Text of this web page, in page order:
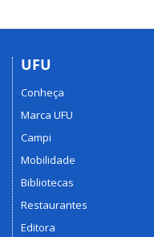
UFU
Conheça
Marca UFU
Campi
Mobilidade
Bibliotecas
Restaurantes
Editora